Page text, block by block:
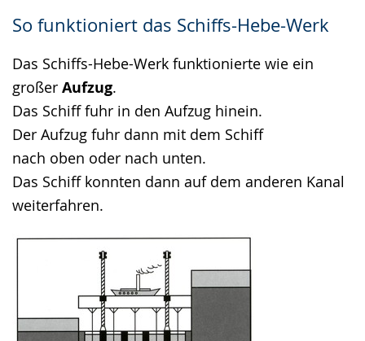
So funktioniert das Schiffs-Hebe-Werk
Das Schiffs-Hebe-Werk funktionierte wie ein
großer Aufzug.
Das Schiff fuhr in den Aufzug hinein.
Der Aufzug fuhr dann mit dem Schiff
nach oben oder nach unten.
Das Schiff konnten dann auf dem anderen Kanal
weiterfahren.